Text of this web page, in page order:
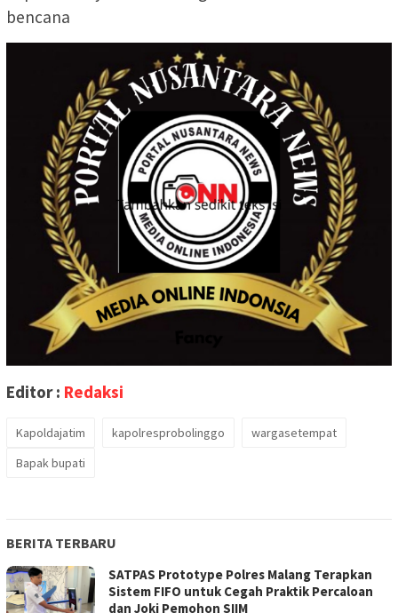
bencana
Editor : Redaksi
Kapoldajatim kapolresprobolinggo
wargasetempat
Bapak bupati
BERITA TERBARU
SATPAS Prototype Polres Malang Terapkan
Sistem FIFO untuk Cegah Praktik Percaloan
dan Joki Pemohon SIIM